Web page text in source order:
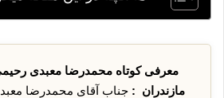
معرفی کوتاه محمدرضا معبدی
مازندران : جناب آقای محمدرضا